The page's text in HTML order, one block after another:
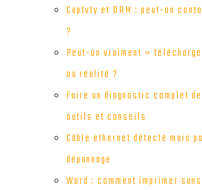
Captvty et DRM : peut-on
?
Peut-on vraiment «
ou réalité ?
Faire un diagnostic complet
outils et conseils
Câble ethernet détecté mais
dépannage
Word : comment imprimer